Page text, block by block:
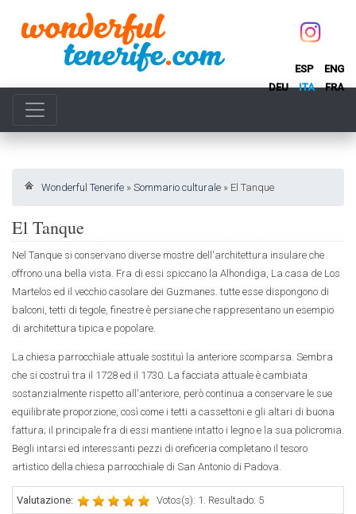
ESP
ENG
DEU
ITA FRA
Wonderful Tenerife » Sommario culturale » El Tanque
El Tanque
Nel Tanque si conservano diverse mostre dell'architettura insulare che
offrono una bella vista. Fra di essi spiccano la Alhondiga, La casa de Los
Martelos ed il vecchio casolare dei Guzmanes. tutte esse dispongono di
balconi, tetti di tegole, finestre è persiane che rappresentano un esempio
di architettura tipica e popolare.
La chiesa parrocchiale attuale sostituì la anteriore scomparsa. Sembra
che si costruì tra il 1728 ed il 1730. La facciata attuale è cambiata
sostanzialmente rispetto all'anteriore, però continua a conservare le sue
equilibrate proporzione, così come i tetti a cassettoni e gli altari di buona
fattura; il principale fra di essi mantiene intatto i legno e la sua policromia.
Begli intarsi ed interessanti pezzi di oreficeria completano il tesoro
artistico della chiesa parrocchiale di San Antonio di Padova.
Valutazione: Votos(s): 1. Resultado: 5